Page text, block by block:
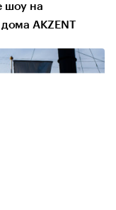
шоу на
AKZENT